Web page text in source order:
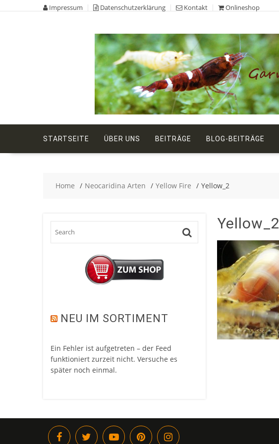
Impressum Datenschutzerklärung Kontakt Onlineshop
STARTSEITE ÜBER UNS BEITRÄGE BLOG-BEITRÄGE
Home Neocaridina Arten Yellow Fire Yellow_2
Yellow_2
NEU IM SORTIMENT
Ein Fehler ist aufgetreten – der Feed
funktioniert zurzeit nicht. Versuche es
später noch einmal.